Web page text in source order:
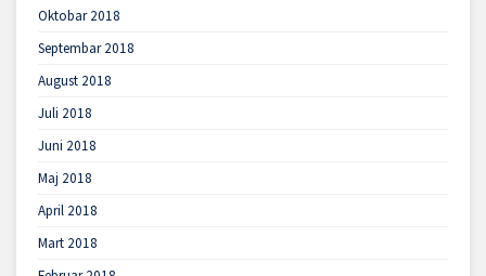
Oktobar 2018
Septembar 2018
August 2018
Juli 2018
Juni 2018
Maj 2018
April 2018
Mart 2018